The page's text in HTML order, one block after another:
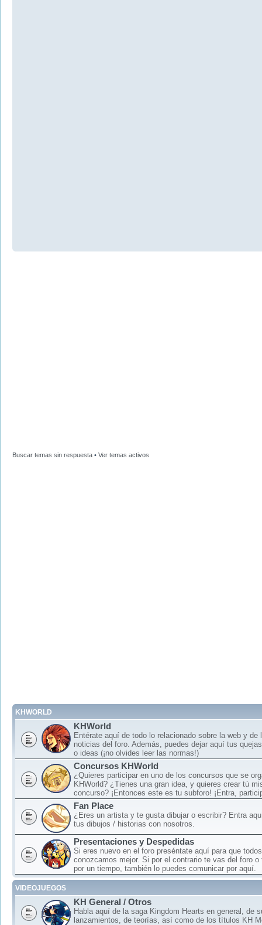
Buscar temas sin respuesta • Ver temas activos
KHWORLD
KHWorld
Entérate aquí de todo lo relacionado sobre la web y de
noticias del foro. Además, puedes dejar aquí tus
o ideas (¡no olvides leer las normas!)
Concursos KHWorld
¿Quieres participar en uno de los concursos que se
KHWorld? ¿Tienes una gran idea, y quieres crear tú
concurso? ¡Entonces este es tu subforo! ¡Entra,
Fan Place
¿Eres un artista y te gusta dibujar o escribir? Entra
tus dibujos / historias con nosotros.
Presentaciones y Despedidas
Si eres nuevo en el foro preséntate aquí para que
conozcamos mejor. Si por el contrario te vas del foro o
por un tiempo, también lo puedes comunicar por aquí.
VIDEOJUEGOS
KH General / Otros
Habla aquí de la saga Kingdom Hearts en general, de
lanzamientos, de teorías, así como de los títulos KH